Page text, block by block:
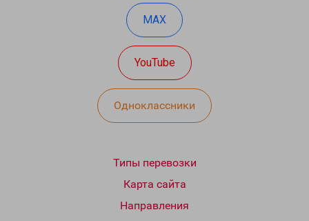
MAX
YouTube
Одноклассники
Типы перевозки
Карта сайта
Направления